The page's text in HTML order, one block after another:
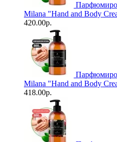
Milana "Hand and Body
420.00р.
Milana "Hand and Body
418.00р.